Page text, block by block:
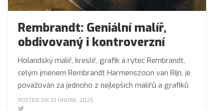
Rembrandt: Geniální malíř,
obdivovaný i kontroverzní
Holandský malíř, kreslíř, grafik a rytec Rembrandt,
celým jménem Rembrandt Harmenszoon van Rijn, je
považován za jednoho z nejlepších malířů a grafiků
POSTED ON 10 ÚNORA, 2025